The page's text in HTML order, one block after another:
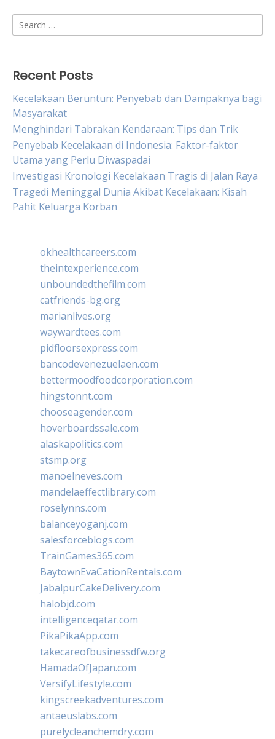
Search
for:
Recent Posts
Kecelakaan Beruntun: Penyebab dan Dampaknya bagi
Masyarakat
Menghindari Tabrakan Kendaraan: Tips dan Trik
Penyebab Kecelakaan di Indonesia: Faktor-faktor
Utama yang Perlu Diwaspadai
Investigasi Kronologi Kecelakaan Tragis di Jalan Raya
Tragedi Meninggal Dunia Akibat Kecelakaan: Kisah
Pahit Keluarga Korban
okhealthcareers.com
theintexperience.com
unboundedthefilm.com
catfriends-bg.org
marianlives.org
waywardtees.com
pidfloorsexpress.com
bancodevenezuelaen.com
bettermoodfoodcorporation.com
hingstonnt.com
chooseagender.com
hoverboardssale.com
alaskapolitics.com
stsmp.org
manoelneves.com
mandelaeffectlibrary.com
roselynns.com
balanceyoganj.com
salesforceblogs.com
TrainGames365.com
BaytownEvaCationRentals.com
JabalpurCakeDelivery.com
halobjd.com
intelligenceqatar.com
PikaPikaApp.com
takecareofbusinessdfw.org
HamadaOfJapan.com
VersifyLifestyle.com
kingscreekadventures.com
antaeuslabs.com
purelycleanchemdry.com